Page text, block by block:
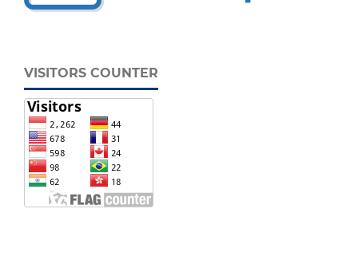
VISITORS COUNTER